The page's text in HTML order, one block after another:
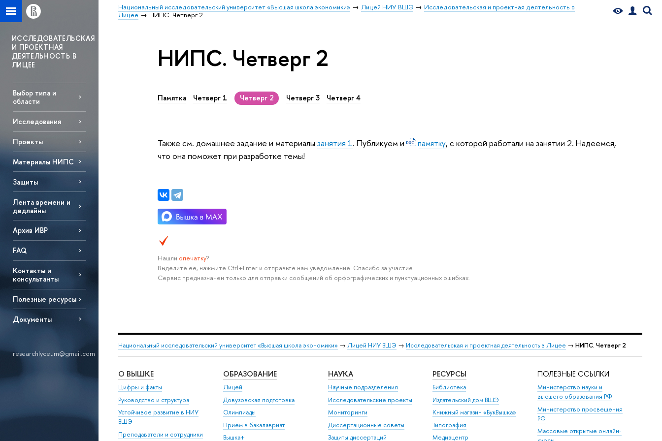
Национальный исследовательский университет «Высшая школа экономики» Лицей НИУ ВШЭ
Исследовательская и проектная деятельность в
Лицее
НИПС. Четверг 2
ИССЛЕДОВАТЕЛЬСКАЯ
И ПРОЕКТНАЯ
ДЕЯТЕЛЬНОСТЬ В
ЛИЦЕЕ
Выбор типа и
области
Исследования
Проекты
Материалы НИПС
Защиты
Лента времени и
дедлайны
Архив ИВР
FAQ
Контакты и
консультанты
Полезные ресурсы
Документы
researchlyceum@gmail.com
НИПС. Четверг 2
Памятка Четверг 1 Четверг 2 Четверг 3 Четверг 4
Также см. домашнее задание и материалы занятия 1. Публикуем и памятку, с которой работали на занятии 2. Надеемся,
что она поможет при разработке темы!
Нашли опечатку?
Выделите её, нажмите Ctrl+Enter и отправьте нам уведомление. Спасибо за участие!
Сервис предназначен только для отправки сообщений об орфографических и пунктуационных ошибках.
Национальный исследовательский университет «Высшая школа экономики» → Лицей НИУ ВШЭ → Исследовательская и проектная деятельность в Лицее → НИПС. Четверг 2
О ВЫШКЕ
Цифры и факты
Руководство и структура
Устойчивое развитие в НИУ
ВШЭ
Преподаватели и сотрудники
ОБРАЗОВАНИЕ
Лицей
Довузовская подготовка
Олимпиады
Прием в бакалавриат
Вышка+
НАУКА
Научные подразделения
Исследовательские проекты
Мониторинги
Диссертационные советы
Защиты диссертаций
РЕСУРСЫ
Библиотека
Издательский дом ВШЭ
Книжный магазин «БукВышка»
Типография
Медиацентр
ПОЛЕЗНЫЕ ССЫЛКИ
Министерство науки и
высшего образования РФ
Министерство просвещения
РФ
Массовые открытые онлайн-